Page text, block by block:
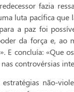
fazia
luta pacífica
a paz foi
da força e, ao
E concluía: «Que
controvérsias
não-